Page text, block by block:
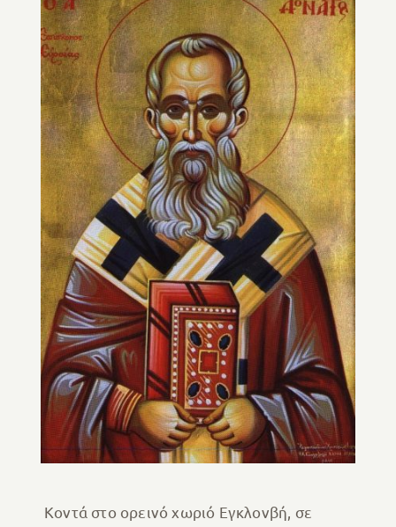
Κοντά στο ορεινό χωριό Εγκλονβή, σε